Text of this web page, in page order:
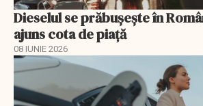
Dieselul se prăbușește în
ajuns cota de piață
08 IUNIE 2026